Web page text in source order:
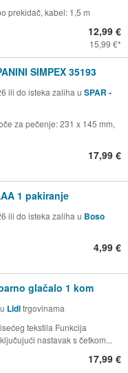
prekidač, kabel: 1,5 m
12,99 €
15,99 €
SIMPEX 35193
ili do isteka zaliha u SPAR -
za pečenje: 231 x 145 mm,
17,99 €
1 pakiranje
ili do isteka zaliha u Boso
4,99 €
glačalo 1 kom
Lidltrgovinama
tekstila Funkcija
nastavak s četkom...
17,99 €